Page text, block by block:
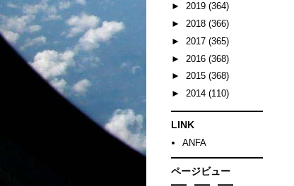
► 2019 (364)
► 2018 (366)
► 2017 (365)
► 2016 (368)
► 2015 (368)
► 2014 (110)
LINK
ANFA
ページビュー